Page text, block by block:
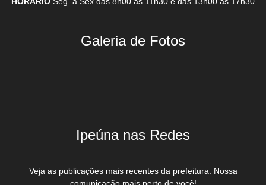
Galeria de Fotos
Ipeúna nas Redes
Veja as publicações mais recentes da prefeitura. Nossa